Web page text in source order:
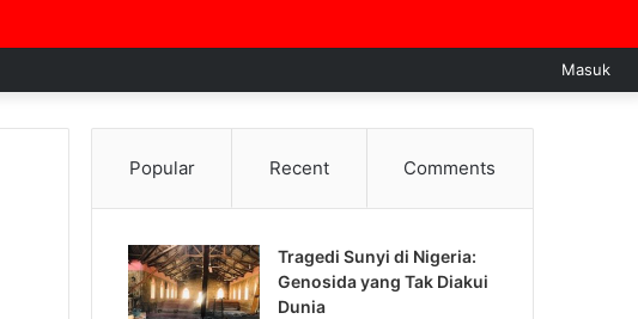
Masuk
Popular Recent Comments
Tragedi Sunyi di Nigeria:
Genosida yang Tak Diakui
Dunia